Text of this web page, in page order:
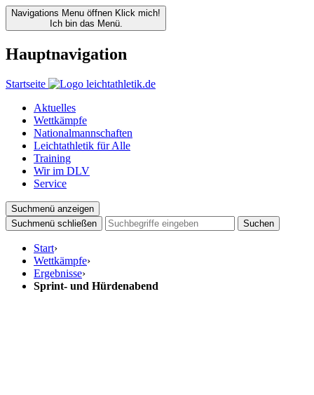
Navigations Menu öffnen Klick mich!
Ich bin das Menü.
Hauptnavigation
Startseite
Aktuelles
Wettkämpfe
Nationalmannschaften
Leichtathletik für Alle
Training
Wir im DLV
Service
Suchmenü anzeigen
Suchmenü schließen
Suchen
Start›
Wettkämpfe›
Ergebnisse›
Sprint- und Hürdenabend